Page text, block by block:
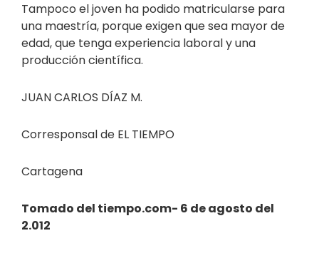
Tampoco el joven ha podido matricularse para
una maestría, porque exigen que sea mayor de
edad, que tenga experiencia laboral y una
producción científica.
JUAN CARLOS DÍAZ M.
Corresponsal de EL TIEMPO
Cartagena
Tomado del tiempo.com- 6 de agosto del
2.012